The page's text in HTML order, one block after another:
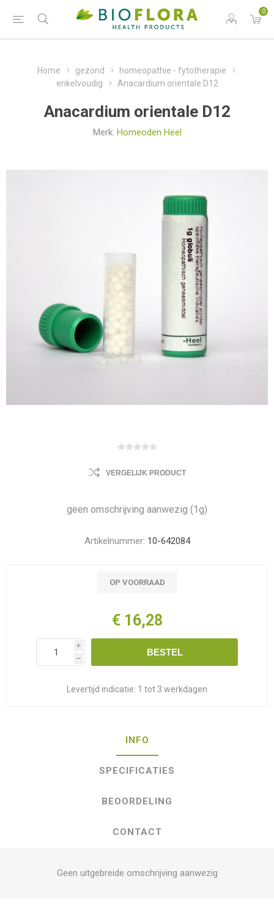
0
Home gezond
homeopathie - fytotherapie
enkelvoudig
Anacardium orientale D12
Anacardium orientale D12
Merk: Homeoden Heel
VERGELIJK PRODUCT
geen omschrijving aanwezig (1g)
Artikelnummer: 10-642084
OP VOORRAAD
€ 16,28
i
h
BESTEL
Levertijd indicatie: 1 tot 3 werkdagen
INFO
SPECIFICATIES
BEOORDELING
CONTACT
Geen uitgebreide omschrijving aanwezig